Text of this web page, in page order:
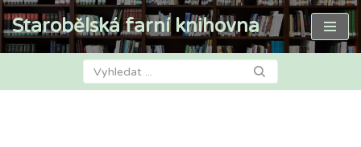
Přeskočit
Starobělská farní knihovna